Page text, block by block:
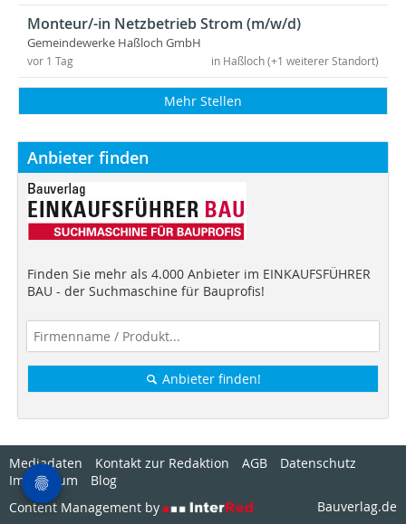
Monteur/-in Netzbetrieb Strom (m/w/d)
Gemeindewerke Haßloch GmbH
in Haßloch (+1 weiterer Standort)
vor 1 Tag
Mehr Stellen
Anbieter finden
Finden Sie mehr als 4.000 Anbieter im EINKAUFSFÜHRER
BAU - der Suchmaschine für Bauprofis!
Anbieter finden!
Mediadaten Kontakt zur Redaktion AGB
Datenschutz
Impressum
Blog
Content Management by
Bauverlag.de